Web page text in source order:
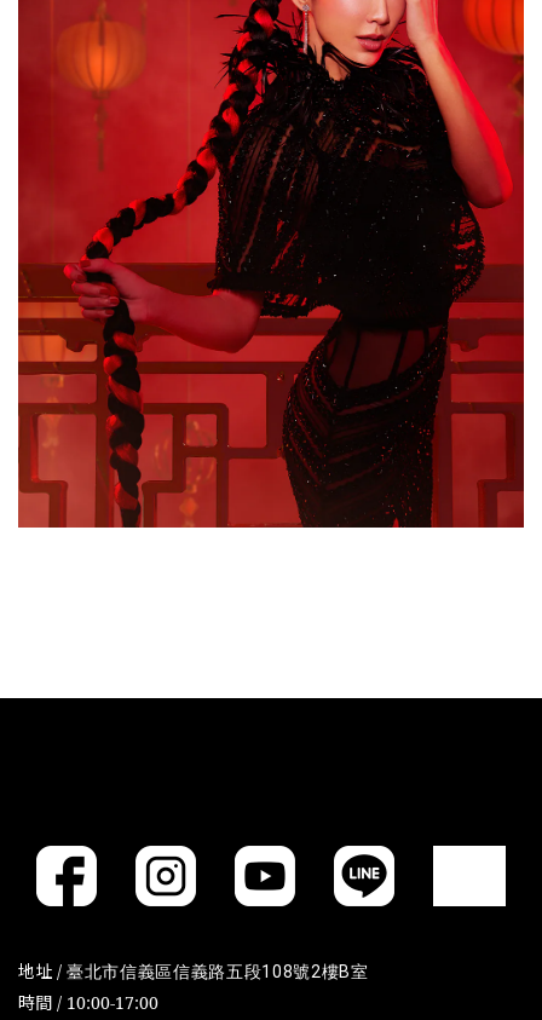
地址 / 臺北市信義區信義路五段108號2樓B室
時間 / 10:00-17:00